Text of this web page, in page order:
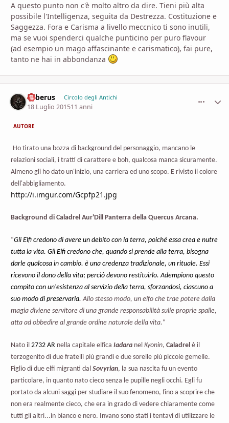
A questo punto non c'è molto altro da dire. Tieni più alta
possibile l'Intelligenza, seguita da Destrezza. Costituzione e
Saggezza. Fora e Carisma a livello meccnico ti sono inutili,
ma se vuoi spenderci qualche punticino per puro flavour
(ad esempio un mago affascinante e carismatico), fai pure,
tanto ne hai in abbondanza
Saberus Circolo degli Antichi
18 Luglio 201511 anni
AUTORE
Ho tirato una bozza di background del personaggio, mancano le
relazioni sociali, i tratti di carattere e boh, qualcosa manca sicuramente.
Almeno gli ho dato un'inizio, una carriera ed uno scopo. E rivisto il colore
dell'abbigliamento.
http://i.imgur.com/Gcpfp21.jpg
Background di Caladrel Aur'Dill Panterra della Quercus Arcana.
“Gli Elfi credono di avere un debito con la terra, poiché essa crea e nutre
tutta la vita. Gli Elfi credono che, quando si prende alla terra, bisogna
darle qualcosa in cambio. è una credenza tradizionale, un rituale. Essi
ricevono il dono della vita; perciò devono restituirlo. Adempiono questo
compito con un'esistenza al servizio della terra, sforzandosi, ciascuno a
suo modo di preservarla. Allo stesso modo, un elfo che trae potere dalla
magia diviene servitore di una grande responsabilità sulle proprie spalle,
atta ad obbedire al grande ordine naturale della vita.“
Nato il 2732 AR nella capitale elfica Iadara nel Kyonin, Caladrel è il
terzogenito di due fratelli più grandi e due sorelle più piccole gemelle.
Figlio di due elfi migranti dal Sovyrian, la sua nascita fu un evento
particolare, in quanto nato cieco senza le pupille negli occhi. Egli fu
portato da alcuni saggi per studiare il suo fenomeno, fino a scoprire che
non era realmente cieco, che era in grado di vedere chiaramente come
tutti gli altri...in bianco e nero. Invano sono stati i tentavi di utilizzare le